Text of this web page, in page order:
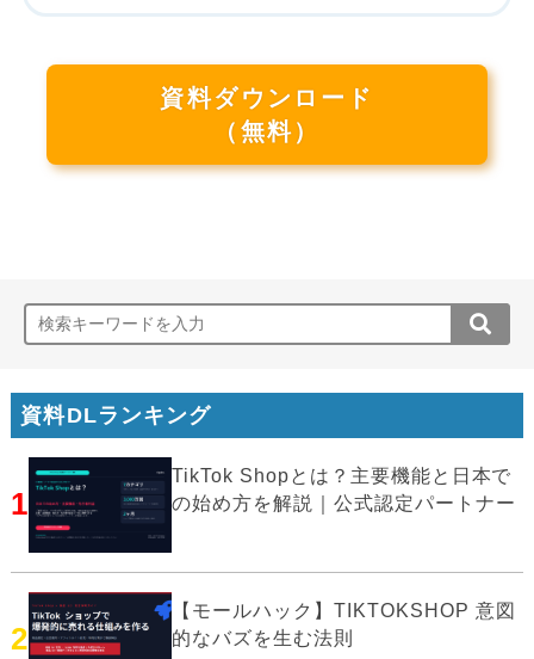
資料ダウンロード
（無料）
資料DLランキング
1
TikTok Shopとは？主要機能と日本で
の始め方を解説｜公式認定パートナー
2
【モールハック】TIKTOKSHOP 意図
的なバズを生む法則